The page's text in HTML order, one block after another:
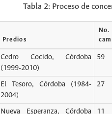
Tabla 2: Proceso de
Predios
Cedro Cocido, Córdoba
(1999-2010)
59
El Tesoro, Córdoba (1984-
2004)
27
Nueva Esperanza, Córdoba
11